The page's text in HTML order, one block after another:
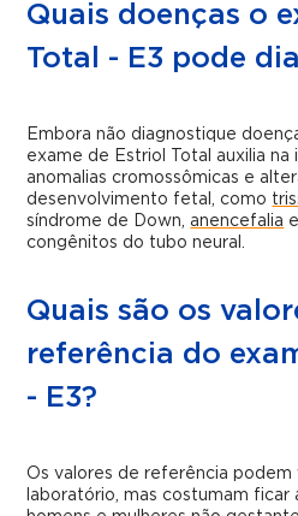
Quais doenças o
Total - E3 pode
Embora não diagnostique
exame de Estriol Total auxilia
anomalias cromossômicas e
desenvolvimento fetal, como
síndrome de Down, anencefalia
congênitos do tubo neural.
Quais são os
referência do
- E3?
Os valores de referência podem
laboratório, mas costumam ficar